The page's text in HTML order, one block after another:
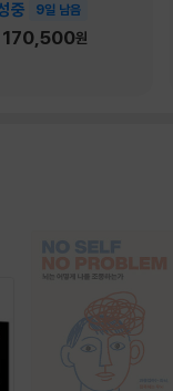
중 9일 남음
170,500원